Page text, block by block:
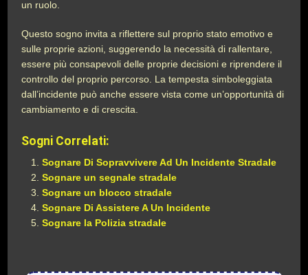
un ruolo.
Questo sogno invita a riflettere sul proprio stato emotivo e
sulle proprie azioni, suggerendo la necessità di rallentare,
essere più consapevoli delle proprie decisioni e riprendere il
controllo del proprio percorso. La tempesta simboleggiata
dall’incidente può anche essere vista come un’opportunità di
cambiamento e di crescita.
Sogni Correlati:
Sognare Di Sopravvivere Ad Un Incidente Stradale
Sognare un segnale stradale
Sognare un blocco stradale
Sognare Di Assistere A Un Incidente
Sognare la Polizia stradale